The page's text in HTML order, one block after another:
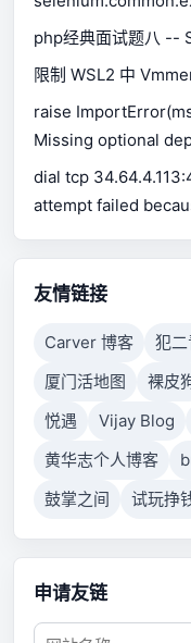
php经典面试题八 --
限制 WSL2 中
raise
Missing optional
for Excel support
dial tcp
attempt failed
connection failed
to respond.
友情链接
Carver 博客 犯
厦门活地图
裸皮
悦遇
Vijay Blog
黄华志个人博客
鼓掌之间
试玩挣
申请友链